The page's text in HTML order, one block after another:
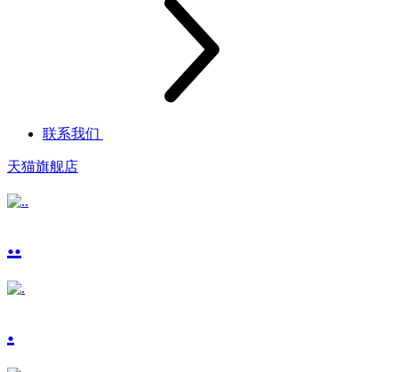
联系我们
天猫旗舰店
..
.